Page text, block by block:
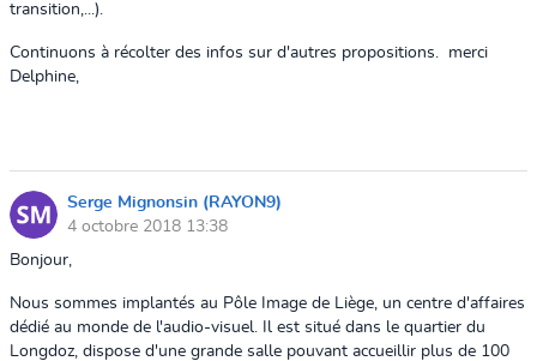
transition,...).
Continuons à récolter des infos sur d'autres propositions. merci
Delphine,
Serge Mignonsin (RAYON9)
4 octobre 2018 13:38
Bonjour,
Nous sommes implantés au Pôle Image de Liège, un centre d'affaires
dédié au monde de l'audio-visuel. Il est situé dans le quartier du
Longdoz, dispose d'une grande salle pouvant accueillir plus de 100